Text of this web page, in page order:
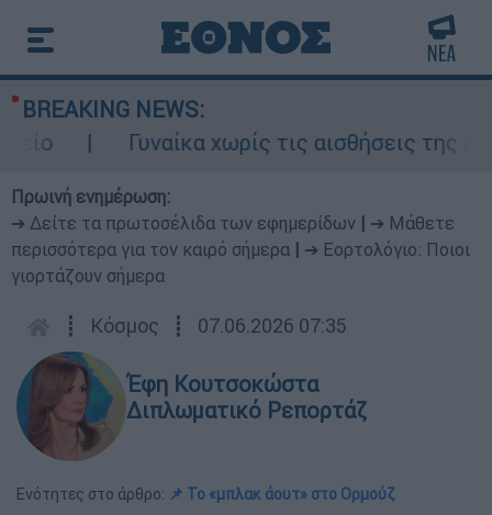
BREAKING NEWS:
Γυναίκα χωρίς τις αισθήσεις της σε
Πρωινή ενημέρωση:
➔ Δείτε τα πρωτοσέλιδα των εφημερίδων
➔ Μάθετε
περισσότερα για τον καιρό σήμερα
➔ Εορτολόγιο: Ποιοι
γιορτάζουν σήμερα
┋ Κόσμος ┋ 07.06.2026 07:35
Έφη Κουτσοκώστα
Διπλωματικό Ρεπορτάζ
Ενότητες στο άρθρο: 📌 Το «μπλακ άουτ» στο Ορμούζ